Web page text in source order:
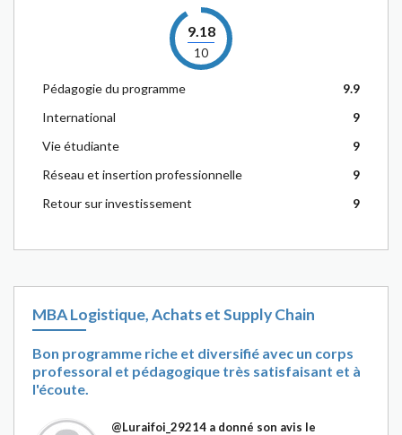
9.18
10
Pédagogie du programme
9.9
International
9
Vie étudiante
9
Réseau et insertion professionnelle
9
Retour sur investissement
9
MBA Logistique, Achats et Supply Chain
Bon programme riche et diversifié avec un corps
professoral et pédagogique très satisfaisant et à
l'écoute.
@Luraifoi_29214 a donné son avis le